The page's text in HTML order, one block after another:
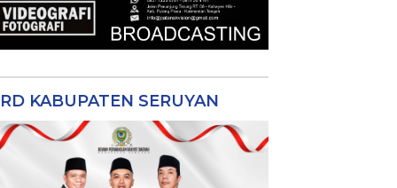
KABUPATEN SERUYAN